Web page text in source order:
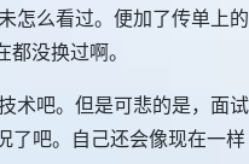
怎么看过。便加了传单上的
没换过啊。
术吧。但是可悲的是，面试
了吧。自己还会像现在一样